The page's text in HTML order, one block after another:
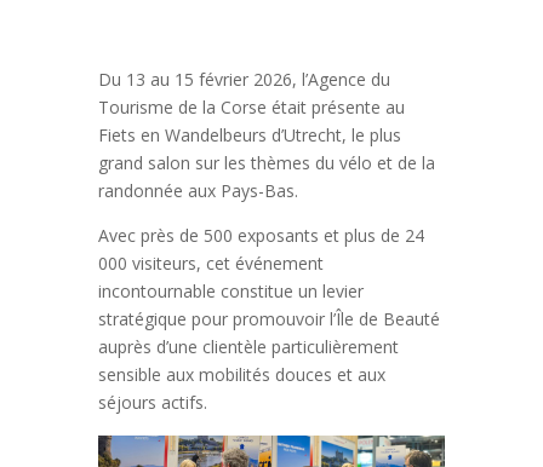
Du 13 au 15 février 2026, l’Agence du
Tourisme de la Corse était présente au
Fiets en Wandelbeurs d’Utrecht, le plus
grand salon sur les thèmes du vélo et de la
randonnée aux Pays-Bas.
Avec près de 500 exposants et plus de 24
000 visiteurs, cet événement
incontournable constitue un levier
stratégique pour promouvoir l’Île de Beauté
auprès d’une clientèle particulièrement
sensible aux mobilités douces et aux
séjours actifs.